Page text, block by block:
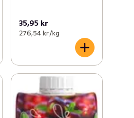
35,95 kr
276,54 kr /kg